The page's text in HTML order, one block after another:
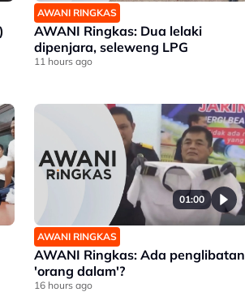
AWANI RINGKAS
AWANI Ringkas: Dua lelaki
dipenjara, seleweng LPG
11 hours ago
01:00
AWANI RINGKAS
AWANI Ringkas: Ada penglibatan
'orang dalam'?
16 hours ago